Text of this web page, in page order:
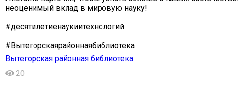
неоценимый вклад в мировую науку!
#десятилетиенаукиитехнологий
#Вытегорскаярайоннаябиблиотека
Вытегорская районная библиотека
20